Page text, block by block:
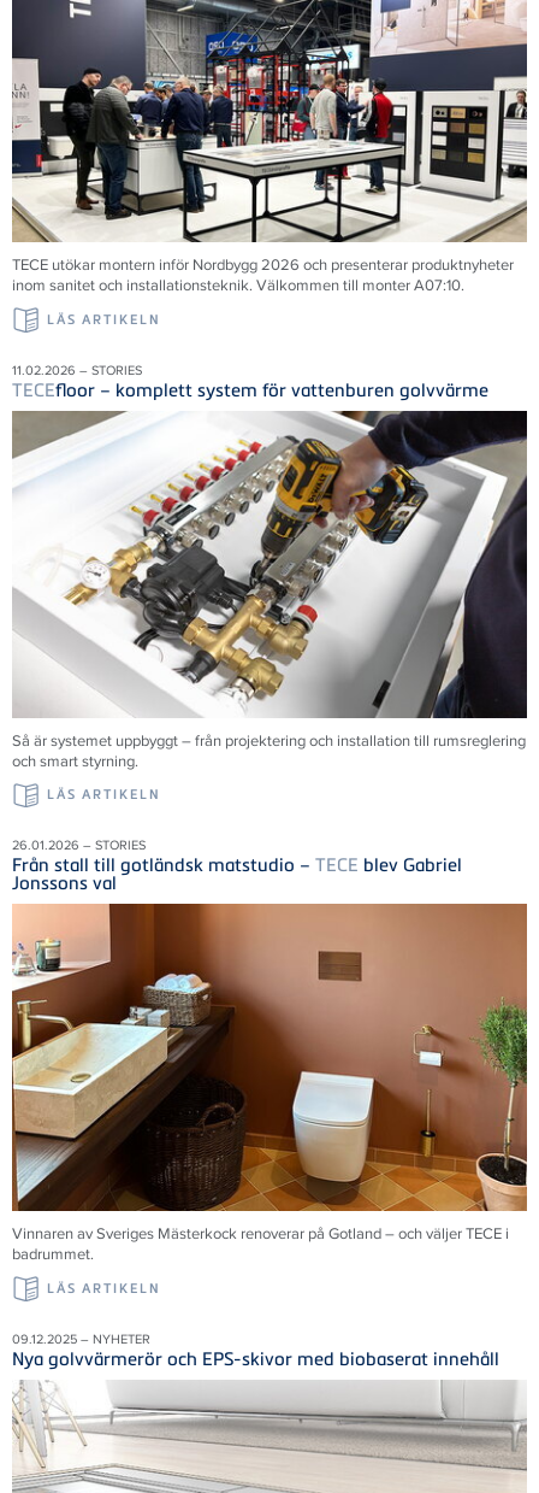
TECE utökar montern inför Nordbygg 2026 och presenterar produktnyheter
inom sanitet och installationsteknik. Välkommen till monter A07:10.
LÄS ARTIKELN
11.02.2026 – STORIES
TECEfloor – komplett system för vattenburen golvvärme
Så är systemet uppbyggt – från projektering och installation till rumsreglering
och smart styrning.
LÄS ARTIKELN
26.01.2026 – STORIES
Från stall till gotländsk matstudio – TECE blev Gabriel
Jonssons val
Vinnaren av Sveriges Mästerkock renoverar på Gotland – och väljer TECE i
badrummet.
LÄS ARTIKELN
09.12.2025 – NYHETER
Nya golvvärmerör och EPS-skivor med biobaserat innehåll